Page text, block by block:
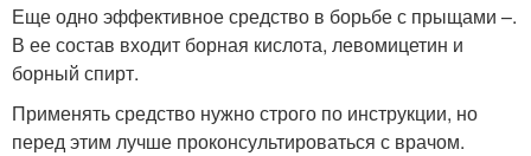
Еще одно эффективное средство в борьбе с прыщами –.
В ее состав входит борная кислота, левомицетин и
борный спирт.
Применять средство нужно строго по инструкции, но
перед этим лучше проконсультироваться с врачом.